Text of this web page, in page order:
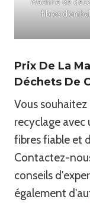
fibres
Prix De La
Déchets De
Vous
recyclage avec
fibres fiable et
Contactez-
conseils
également